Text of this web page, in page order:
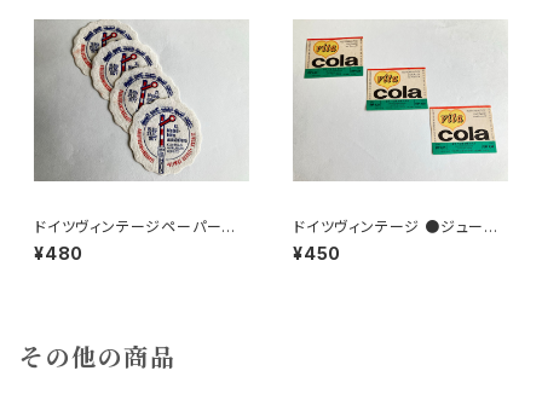
ドイツヴィンテージペーパーコ
ースター鉄道4枚組
¥480
ドイツヴィンテージ ●ジュース
ラベル3枚組●vitacolaビタコ
ーラ
¥450
その他の商品